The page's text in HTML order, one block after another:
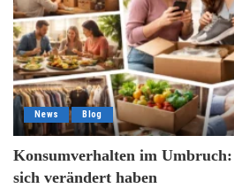
News Blog
Konsumverhalten im
sich verändert haben